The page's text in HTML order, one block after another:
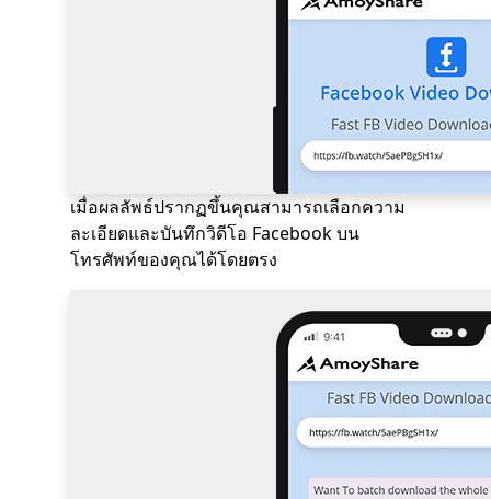
เมื่อผลลัพธ์ปรากฏขึ้นคุณสามารถเลือกความ
ละเอียดและบันทึกวิดีโอ Facebook บน
โทรศัพท์ของคุณได้โดยตรง